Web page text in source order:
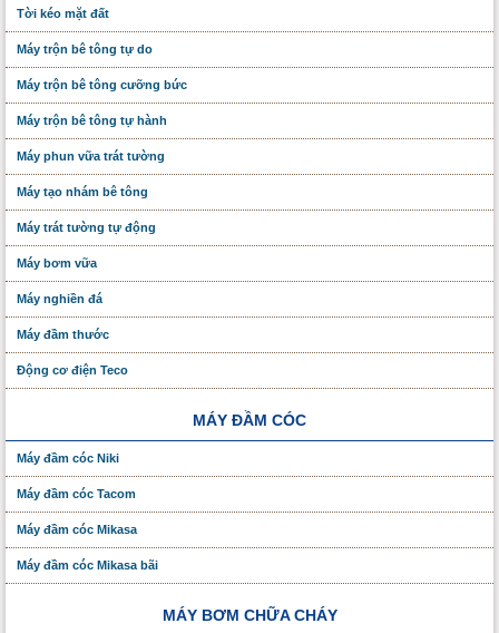
Tời kéo mặt đất
Máy trộn bê tông tự do
Máy trộn bê tông cưỡng bức
Máy trộn bê tông tự hành
Máy phun vữa trát tường
Máy tạo nhám bê tông
Máy trát tường tự động
Máy bơm vữa
Máy nghiền đá
Máy đầm thước
Động cơ điện Teco
MÁY ĐẦM CÓC
Máy đầm cóc Niki
Máy đầm cóc Tacom
Máy đầm cóc Mikasa
Máy đầm cóc Mikasa bãi
MÁY BƠM CHỮA CHÁY